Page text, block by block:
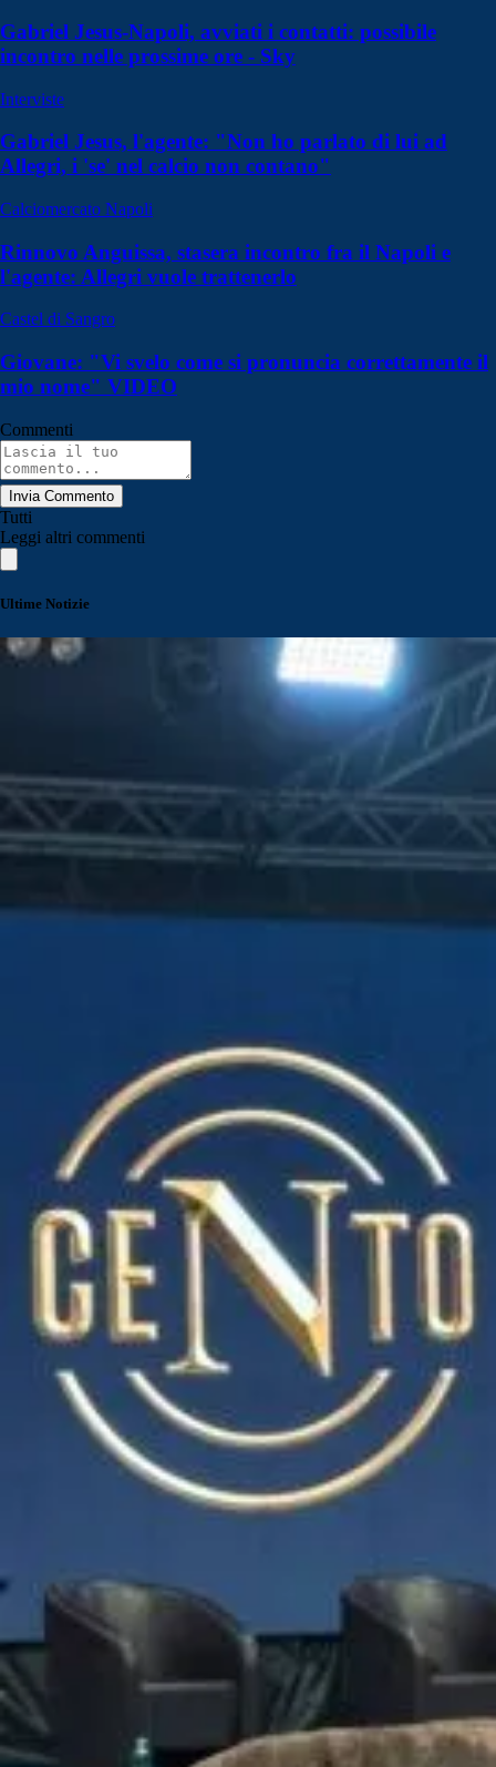
Gabriel Jesus-Napoli, avviati i contatti: possibile
incontro nelle prossime ore - Sky
Interviste
Gabriel Jesus, l'agente: "Non ho parlato di lui ad
Allegri, i 'se' nel calcio non contano"
Calciomercato Napoli
Rinnovo Anguissa, stasera incontro fra il Napoli e
l'agente: Allegri vuole trattenerlo
Castel di Sangro
Giovane: "Vi svelo come si pronuncia correttamente il
mio nome" VIDEO
Commenti
Invia Commento
Tutti
Leggi altri commenti
Ultime Notizie